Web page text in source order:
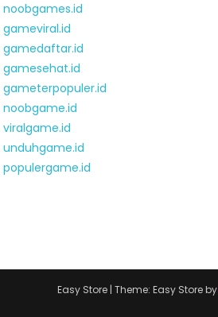
noobgames.id
gameviral.id
gamedaftar.id
gamesehat.id
gameterpopuler.id
noobgame.id
viralgame.id
unduhgame.id
populergame.id
Easy Store | Theme: Easy Store by